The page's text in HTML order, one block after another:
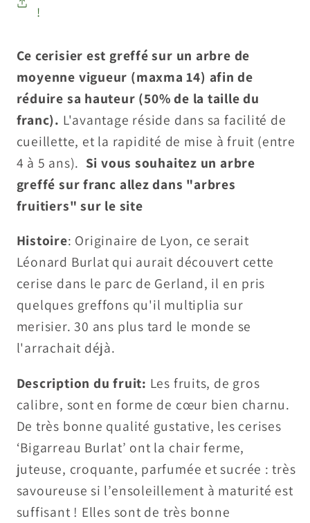
!
Ce cerisier est greffé sur un arbre de
moyenne vigueur (maxma 14) afin de
réduire sa hauteur (50% de la taille du
franc). L'avantage réside dans sa facilité de
cueillette, et la rapidité de mise à fruit (entre
4 à 5 ans). Si vous souhaitez un arbre
greffé sur franc allez dans "arbres
fruitiers" sur le site
Histoire: Originaire de Lyon, ce serait
Léonard Burlat qui aurait découvert cette
cerise dans le parc de Gerland, il en pris
quelques greffons qu'il multiplia sur
merisier. 30 ans plus tard le monde se
l'arrachait déjà.
Description du fruit: Les fruits, de gros
calibre, sont en forme de cœur bien charnu.
De très bonne qualité gustative, les cerises
‘Bigarreau Burlat’ ont la chair ferme,
juteuse, croquante, parfumée et sucrée : très
savoureuse si l’ensoleillement à maturité est
suffisant ! Elles sont de très bonne